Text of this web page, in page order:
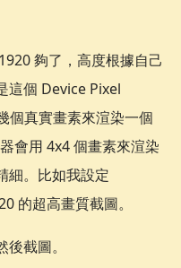
夠了，高度根據自己
這個 Device Pixel
個真實畫素來渲染一個
會用 4x4 個畫素來渲染
細。比如我設定
的超高畫質截圖。
截圖。